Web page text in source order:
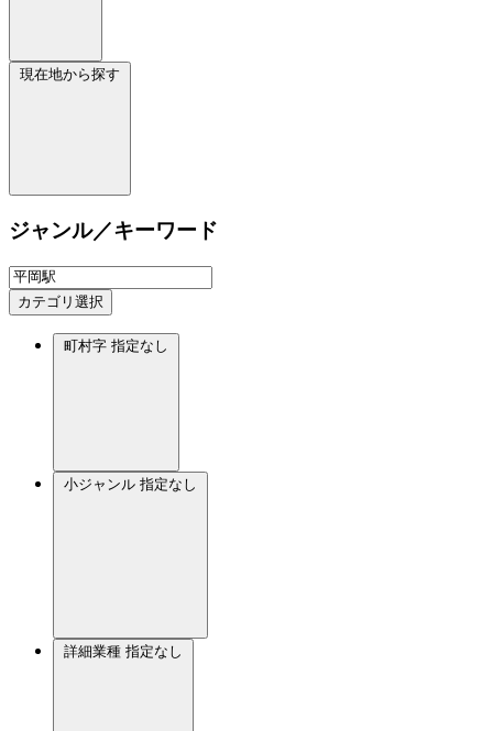
現在地から探す
ジャンル／キーワード
カテゴリ選択
町村字 指定なし
小ジャンル 指定なし
詳細業種 指定なし